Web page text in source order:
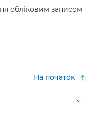
обліковим записом
На початок